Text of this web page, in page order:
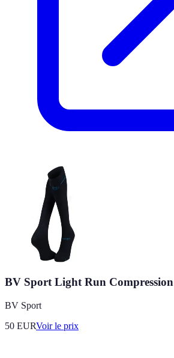
BV Sport Light Run Compression
BV Sport
50 EURVoir le prix